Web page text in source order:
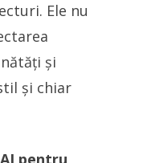
Ele nu
și
și chiar
pentru